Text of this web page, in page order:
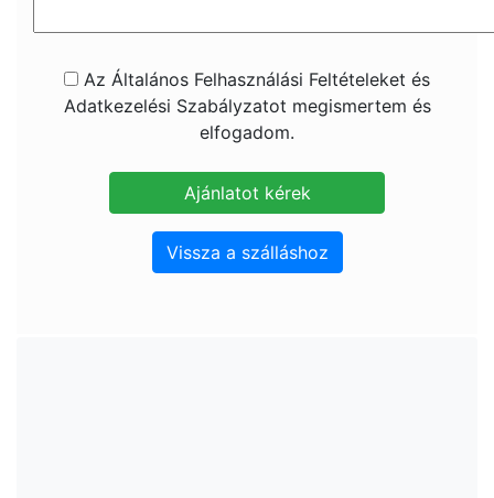
Az Általános Felhasználási Feltételeket és
Adatkezelési Szabályzatot megismertem és
elfogadom.
Vissza a szálláshoz